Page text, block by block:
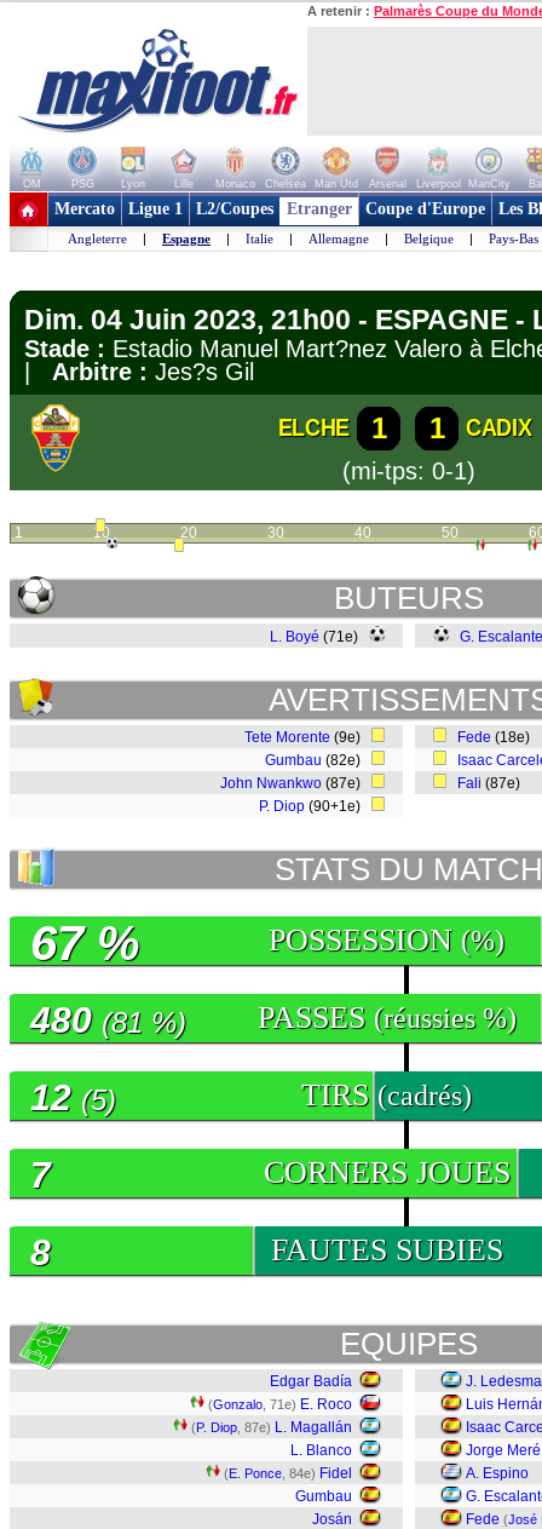
A retenir : Palmarès Coupe du
OM PSG Lyon Lille Monaco Chelsea Man Utd Arsenal Liverpool ManCity
+ de clubs
Mercato Ligue 1 L2/Coupes Etranger Coupe d'Europe Les
Angleterre | Espagne | Italie | Allemagne | Belgique | Pays-Bas
Dim. 04 Juin 2023, 21h00 - ESPAGNE -
Stade : Estadio Manuel Mart?nez Valero à
Arbitre : Jes?s Gil
ELCHE 1 1
CADIX
(mi-tps: 0-1)
1 10 20 30 40 50
BUTEURS
L. Boyé (71e) G. Escalante
Tete Morente (9e)
Gumbau (82e)
John Nwankwo (87e)
P. Diop (90+1e)
Fede (18e)
Isaac
Fali (87e)
STATS DU MATCH
POSSESSION (%)
67 %
PASSES (réussies %)
480 (81 %)
TIRS (cadrés)
12 (5)
CORNERS JOUES
7
FAUTES SUBIES
8
EQUIPES
Edgar Badía
(Gonzalo , 71e) E. Roco
(P. Diop , 87e) L. Magallán
L. Blanco
(E. Ponce , 84e) Fidel
Gumbau
Josán
J. Ledesma
Luis
Isaac
Jorge Meré
A. Espino
G.
Fede (José